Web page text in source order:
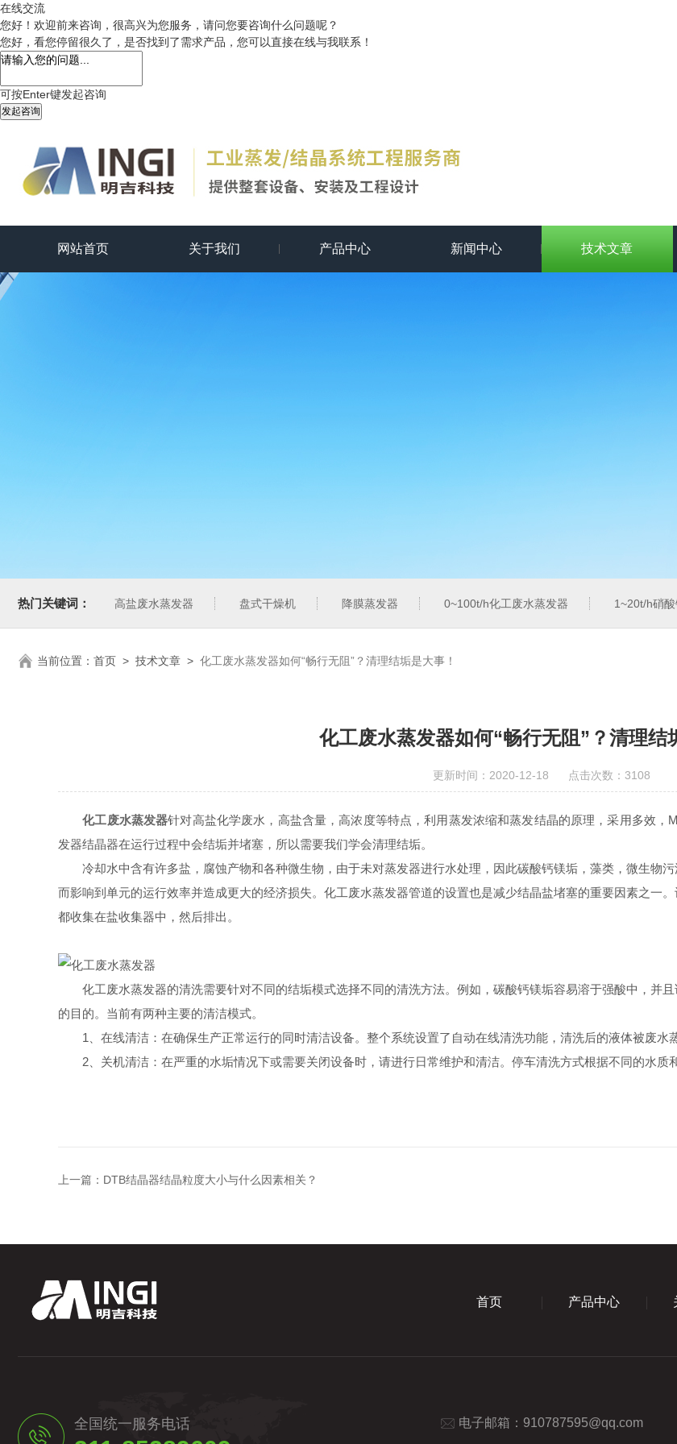
在线交流
您好！欢迎前来咨询，很高兴为您服务，请问您要咨询什么问题呢？
您好，看您停留很久了，是否找到了需求产品，您可以直接在线与我联系！
可按Enter键发起咨询
发起咨询
网站首页 关于我们 产品中心 新闻中心 技术文章
热门关键词： 高盐废水蒸发器 盘式干燥机 降膜蒸发器 0~100t/h化工废水蒸发器 1~20t/h硝酸钙蒸
当前位置： 首页 > 技术文章 > 化工废水蒸发器如何“畅行无阻”？清理结垢是大事！
化工废水蒸发器如何“畅行无阻”？清理结
更新时间：2020-12-18 点击次数：3108
化工废水蒸发器针对高盐化学废水，高盐含量，高浓度等特点，利用蒸发浓缩和蒸发结晶的原理，采用多效
发器结晶器在运行过程中会结垢并堵塞，所以需要我们学会清理结垢。
冷却水中含有许多盐，腐蚀产物和各种微生物，由于未对蒸发器进行水处理，因此碳酸钙镁垢，藻类，微生物污
而影响到单元的运行效率并造成更大的经济损失。化工废水蒸发器管道的设置也是减少结晶盐堵塞的重要因素之一
都收集在盐收集器中，然后排出。
化工废水蒸发器的清洗需要针对不同的结垢模式选择不同的清洗方法。例如，碳酸钙镁垢容易溶于强酸中，并
的目的。当前有两种主要的清洁模式。
1、在线清洁：在确保生产正常运行的同时清洁设备。整个系统设置了自动在线清洗功能，清洗后的液体被废水
2、关机清洁：在严重的水垢情况下或需要关闭设备时，请进行日常维护和清洁。停车清洗方式根据不同的水质
上一篇： DTB结晶器结晶粒度大小与什么因素相关？
首页 产品中心
全国统一服务电话 电子邮箱： 910787595@qq.com